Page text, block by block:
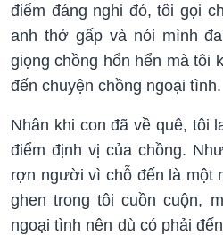
điểm đáng nghi đó, tôi gọi
anh thở gấp và nói mình
giọng chồng hổn hển mà tôi
đến chuyện chồng ngoại tình.
Nhân khi con đã về quê, tôi
điểm định vị của chồng.
rợn người vì chỗ đến là một
ghen trong tôi cuồn cuộn,
ngoại tình nên dù có phải